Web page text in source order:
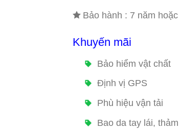
Bảo hành : 7 năm
Khuyến mãi
Bảo hiểm vật chất
Định vị GPS
Phù hiệu vận tải
Bao da tay lái,